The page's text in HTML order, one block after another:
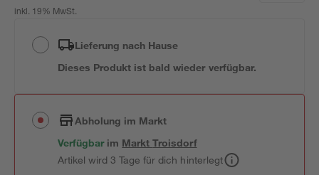
inkl. 19% MwSt.
Lieferung nach Hause
Dieses Produkt ist bald wieder verfügbar.
Abholung im Markt
Verfügbar im MarktTroisdorf
Artikel wird 3 Tage für dich hinterlegt